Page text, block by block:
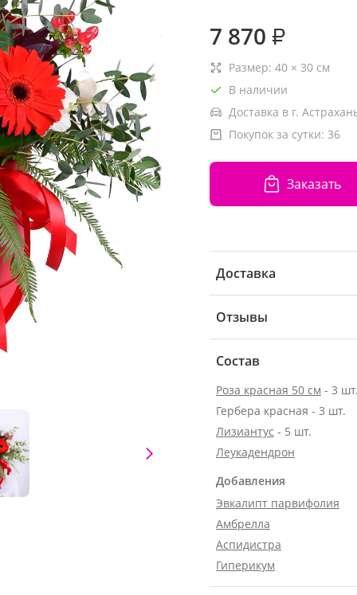
7 870 ₽
Размер: 40 × 30 см
В наличии
Доставка в г.
Покупок за сутки: 36
Заказать
Доставка
Отзывы
Состав
Роза красная 50 см - 3
Гербера красная - 3 шт.
Лизиантус - 5 шт.
Леукадендрон
Добавления
Эвкалипт парвифолия
Амбрелла
Аспидистра
Гиперикум